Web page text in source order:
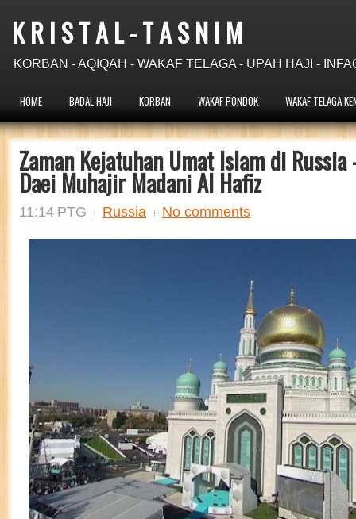
K R I S T A L - T A S N I M
KORBAN - AQIQAH - WAKAF TELAGA - UPAH HAJI -
HOME BADAL HAJI KORBAN WAKAF PONDOK WAKAF TELAGA
Zaman Kejatuhan Umat Islam di Russia
Daei Muhajir Madani Al Hafiz
11:14 PTG Russia No comments